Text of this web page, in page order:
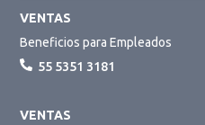
VENTAS
Beneficios para Empleados
55 5351 3181
VENTAS